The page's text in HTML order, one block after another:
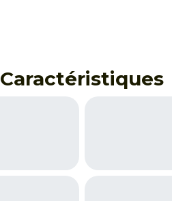
Caractéristiques